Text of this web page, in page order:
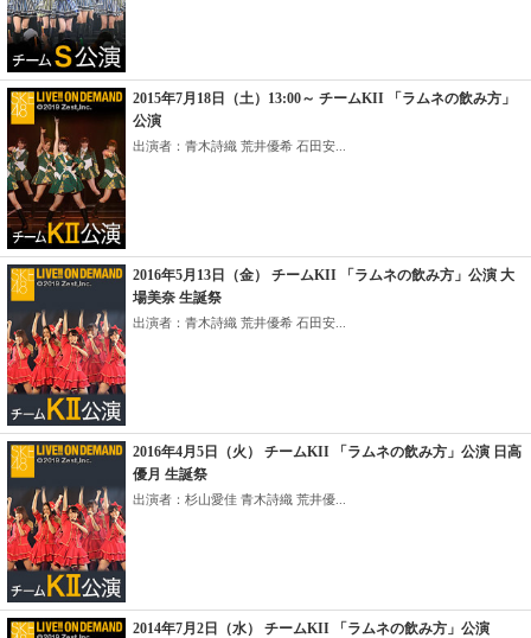
2015年7月18日（土）13:00～ チームKII 「ラムネの飲み方」
公演
出演者：青木詩織 荒井優希 石田安...
2016年5月13日（金） チームKII 「ラムネの飲み方」公演 大
場美奈 生誕祭
出演者：青木詩織 荒井優希 石田安...
2016年4月5日（火） チームKII 「ラムネの飲み方」公演 日高
優月 生誕祭
出演者：杉山愛佳 青木詩織 荒井優...
2014年7月2日（水） チームKII 「ラムネの飲み方」公演